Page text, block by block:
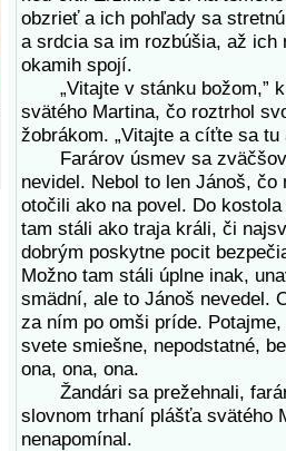
obzrieť a ich pohľady sa
a srdcia sa im rozbúšia, až ich
okamih spojí.
„Vitajte v stánku božom,”
svätého Martina, čo roztrhol
žobrákom. „Vitajte a cíťte sa
Farárov úsmev sa
nevidel. Nebol to len Jánoš,
otočili ako na povel. Do
tam stáli ako traja králi, či
dobrým poskytne pocit
Možno tam stáli úplne inak,
smädní, ale to Jánoš nevedel.
za ním po omši príde.
svete smiešne, nepodstatné,
ona, ona, ona.
Žandári sa prežehnali, farár
slovnom trhaní plášťa svätého
nenapomínal.